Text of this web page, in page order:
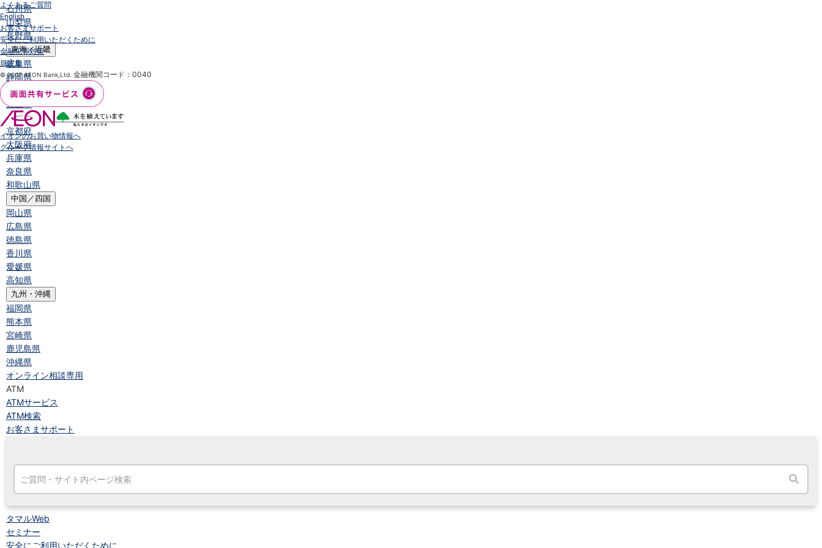
石川県
山梨県
長野県
東海／近畿
岐阜県
静岡県
愛知県
三重県
滋賀県
京都府
大阪府
兵庫県
奈良県
和歌山県
中国／四国
岡山県
広島県
徳島県
香川県
愛媛県
高知県
九州・沖縄
福岡県
熊本県
宮崎県
鹿児島県
沖縄県
オンライン相談専用
ATM
ATMサービス
ATM検索
お客さまサポート
タマルWeb
セミナー
安全にご利用いただくために
よくあるご質問
English
お客さまサポート
安全にご利用いただくために
金融犯罪対策
規定集
© 2007 AEON Bank,Ltd. 金融機関コード：0040
イオンのお買い物情報へ
グループ情報サイトへ